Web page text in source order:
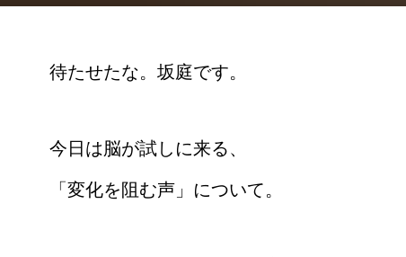
待たせたな。坂庭です。
今日は脳が試しに来る、
「変化を阻む声」について。
【動画】人生を変える腹のくくり方